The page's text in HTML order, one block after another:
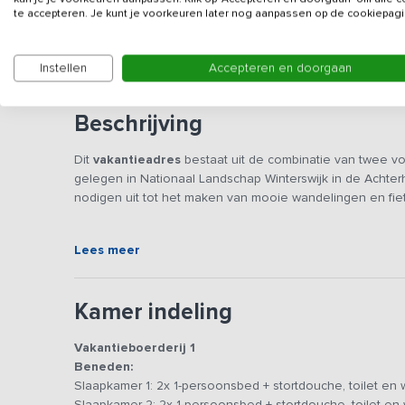
Veilig & vertrouwd
Gegevens van de
Beschrijving
Dit vakantieadres bestaat uit de combinatie van twee
gelegen in Nationaal Landschap Winterswijk in de
nodigen uit tot het maken van mooie wandelingen en
vakantieboerderijen te huren kunt u er met groepen tot
De vakantieboerderij beschikt over een grote
woonkeuken is voorzien van 5-pits inductiekookplaat, 2
de woonkamer laten zien hoe de constructie van de
Lees meer
Kamer indeling
Vakantieboerderij 1
Beneden:
Slaapkamer 1: 2x 1-persoonsbed + stortdouche, toilet
te accepteren. Je kunt je voorkeuren later nog aanpassen op de
Instellen Accepteren en doorgaan